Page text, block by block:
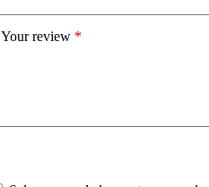
Your review *